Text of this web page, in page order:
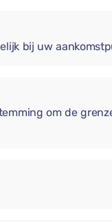
bij uw
om de